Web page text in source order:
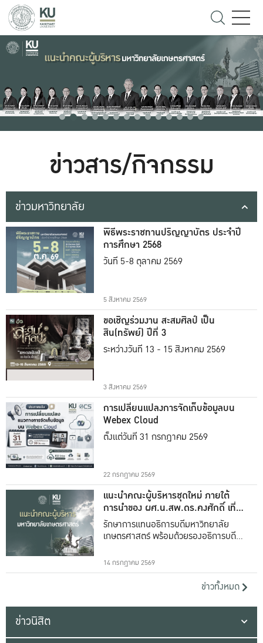
ข่าวสาร/กิจกรรม
ข่าวมหาวิทยาลัย
พิธีพระราชทานปริญญาบัตร ประจำปี
การศึกษา 2568
วันที่ 5-8 ตุลาคม 2569
5 สิงหาคม 2569
ขอเชิญร่วมงาน สะสมศิลป์ เป็น
สิน(ทรัพย์) ปีที่ 3
ระหว่างวันที่ 13 - 15 สิงหาคม 2569
3 สิงหาคม 2569
การเปลี่ยนแปลงการจัดเก็บข้อมูลบน
Webex Cloud
ตั้งแต่วันที่ 31 กรกฎาคม 2569
22 กรกฎาคม 2569
แนะนำคณะผู้บริหารชุดใหม่ ภายใต้
การนำของ ผศ.น.สพ.ดร.คงศักดิ์ เที่ยง
ธรรม
รักษาการแทนอธิการบดีมหาวิทยาลัย
เกษตรศาสตร์ พร้อมด้วยรองอธิการบดีทั้ง
14 กรกฎาคม 2569
ข่าวทั้งหมด
ข่าวนิสิต